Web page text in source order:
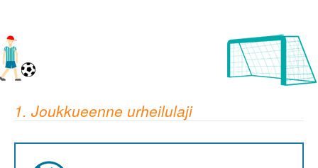
1. Joukkueenne urheilulaji
5. Täytä tietosi